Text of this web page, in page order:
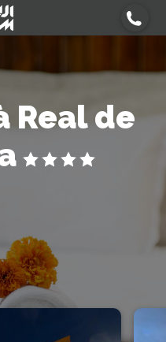
Real de